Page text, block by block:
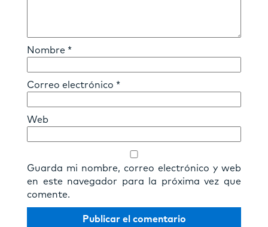
Nombre *
Correo electrónico *
Web
Guarda mi nombre, correo electrónico y web
en este navegador para la próxima vez que
comente.